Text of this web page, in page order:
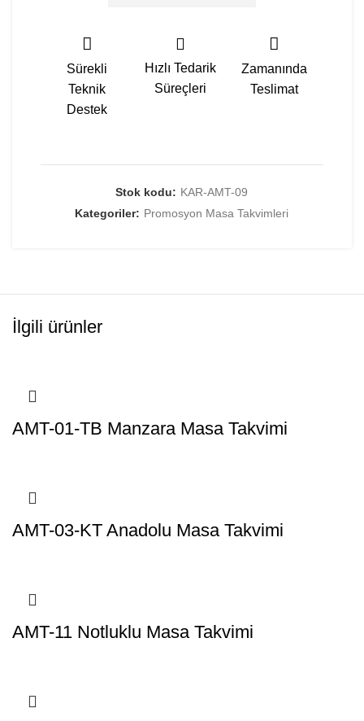
Sürekli
Teknik
Destek
Hızlı Tedarik
Süreçleri
Zamanında
Teslimat
Stok kodu: KAR-AMT-09
Kategoriler: Promosyon Masa Takvimleri
İlgili ürünler
AMT-01-TB Manzara Masa Takvimi
AMT-03-KT Anadolu Masa Takvimi
AMT-11 Notluklu Masa Takvimi